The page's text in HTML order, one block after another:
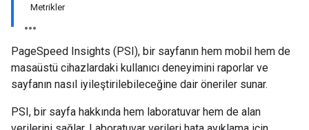
Metrikler
PageSpeed Insights (PSI), bir sayfanın hem mobil hem de
masaüstü cihazlardaki kullanıcı deneyimini raporlar ve
sayfanın nasıl iyileştirilebileceğine dair öneriler sunar.
PSI, bir sayfa hakkında hem laboratuvar hem de alan